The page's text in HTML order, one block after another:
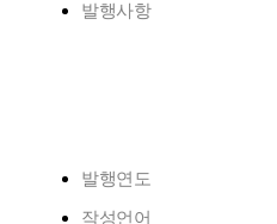
발행사항
발행연도
작성언어